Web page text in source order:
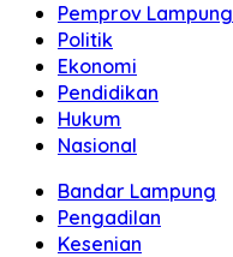
Pemprov Lampung
Politik
Ekonomi
Pendidikan
Hukum
Nasional
Bandar Lampung
Pengadilan
Kesenian